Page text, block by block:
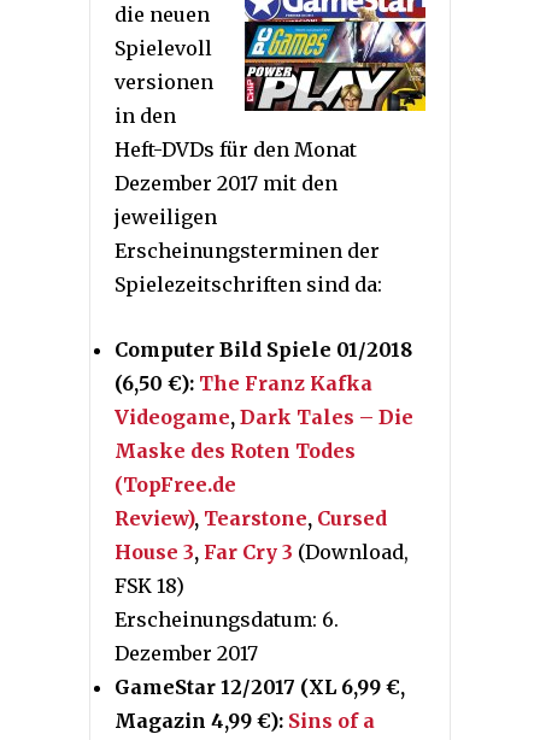
die neuen
Spielevoll
versionen
in den
Heft-DVDs für den Monat
Dezember 2017 mit den
jeweiligen
Erscheinungsterminen der
Spielezeitschriften sind da:
Computer Bild Spiele 01/2018
(6,50 €): The Franz Kafka
Videogame, Dark Tales – Die
Maske des Roten Todes
(TopFree.de
Review), Tearstone, Cursed
House 3, Far Cry 3 (Download,
FSK 18)
Erscheinungsdatum: 6.
Dezember 2017
GameStar 12/2017 (XL 6,99 €,
Magazin 4,99 €): Sins of a